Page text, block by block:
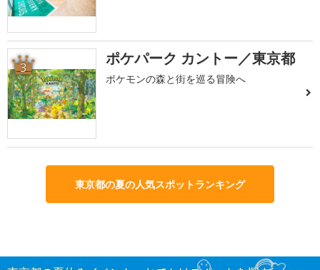
3 ポケパーク カントー／東京都
ポケモンの森と街を巡る冒険へ
東京都の夏の人気スポットランキング